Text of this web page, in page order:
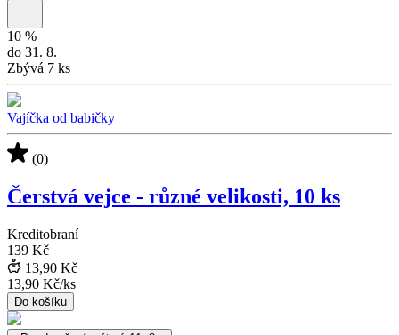
10 %
do 31. 8.
Zbývá 7 ks
Vajíčka od babičky
(0)
Čerstvá vejce - různé velikosti, 10 ks
Kreditobraní
139 Kč
13,90 Kč
13,90 Kč/ks
Do košíku